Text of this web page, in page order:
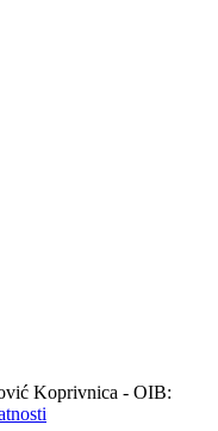
Koprivnica - OIB: